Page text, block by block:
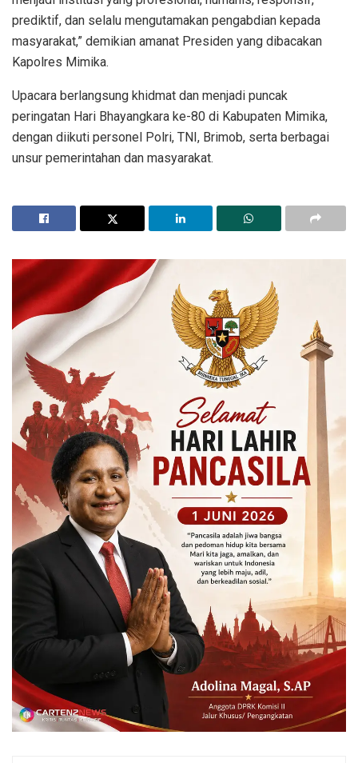
prediktif, dan selalu mengutamakan pengabdian kepada
masyarakat,” demikian amanat Presiden yang dibacakan
Kapolres Mimika.
Upacara berlangsung khidmat dan menjadi puncak
peringatan Hari Bhayangkara ke-80 di Kabupaten Mimika,
dengan diikuti personel Polri, TNI, Brimob, serta berbagai
unsur pemerintahan dan masyarakat.